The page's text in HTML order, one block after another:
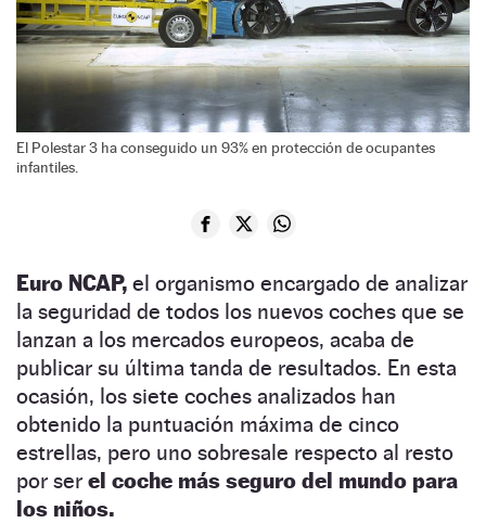
El Polestar 3 ha conseguido un 93% en protección de ocupantes
infantiles.
Euro NCAP, el organismo encargado de analizar
la seguridad de todos los nuevos coches que se
lanzan a los mercados europeos, acaba de
publicar su última tanda de resultados. En esta
ocasión, los siete coches analizados han
obtenido la puntuación máxima de cinco
estrellas, pero uno sobresale respecto al resto
por ser el coche más seguro del mundo para
los niños.